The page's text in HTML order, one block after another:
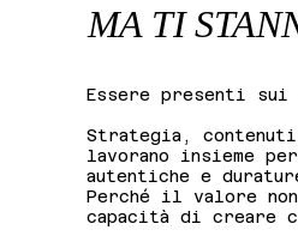
MA TI
Essere presenti sui
Strategia,
lavorano insieme
autentiche e
Perché il valore
capacità di creare